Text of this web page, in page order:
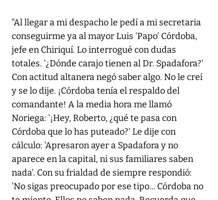
“Al llegar a mi despacho le pedí a mi secretaria
conseguirme ya al mayor Luis 'Papo' Córdoba,
jefe en Chiriquí. Lo interrogué con dudas
totales. '¿Dónde carajo tienen al Dr. Spadafora?'
Con actitud altanera negó saber algo. No le creí
y se lo dije. ¡Córdoba tenía el respaldo del
comandante! A la media hora me llamó
Noriega: '¡Hey, Roberto, ¿qué te pasa con
Córdoba que lo has puteado?' Le dije con
cálculo: 'Apresaron ayer a Spadafora y no
aparece en la capital, ni sus familiares saben
nada'. Con su frialdad de siempre respondió:
'No sigas preocupado por ese tipo... Córdoba no